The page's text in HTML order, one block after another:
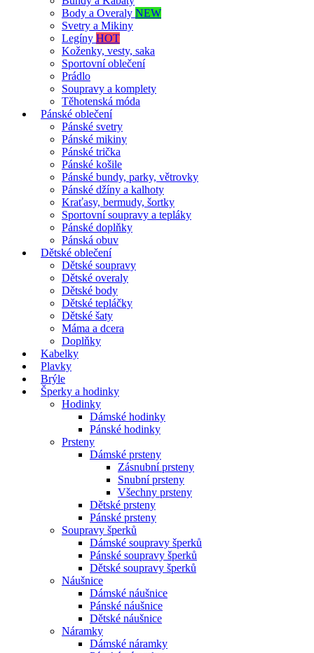
Body a Overaly NEW
Svetry a Mikiny
Legíny HOT
Koženky, vesty, saka
Sportovní oblečení
Prádlo
Soupravy a komplety
Těhotenská móda
Pánské oblečení
Pánské svetry
Pánské mikiny
Pánské trička
Pánské košile
Pánské bundy, parky, větrovky
Pánské džíny a kalhoty
Kraťasy, bermudy, šortky
Sportovní soupravy a tepláky
Pánské doplňky
Pánská obuv
Dětské oblečení
Dětské soupravy
Dětské overaly
Dětské body
Dětské tepláčky
Dětské šaty
Máma a dcera
Doplňky
Kabelky
Plavky
Brýle
Šperky a hodinky
Hodinky
Dámské hodinky
Pánské hodinky
Prsteny
Dámské prsteny
Zásnubní prsteny
Snubní prsteny
Všechny prsteny
Dětské prsteny
Pánské prsteny
Soupravy šperků
Dámské soupravy šperků
Pánské soupravy šperků
Dětské soupravy šperků
Náušnice
Dámské náušnice
Pánské náušnice
Dětské náušnice
Náramky
Dámské náramky